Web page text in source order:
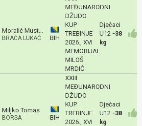
Moralić Mustafa
BRAĆA LUKAČ BIH
MEĐUNARODNI
DŽUDO
KUP
TREBINJE
2026., XVI
MEMORIJAL
MILOŠ
MRDIĆ
Dječaci
U12 -38
kg
Miljko Tomas
BORSA BIH
XXIII
MEĐUNARODNI
DŽUDO
KUP
TREBINJE
2026., XVI
Dječaci
U12 -38
kg